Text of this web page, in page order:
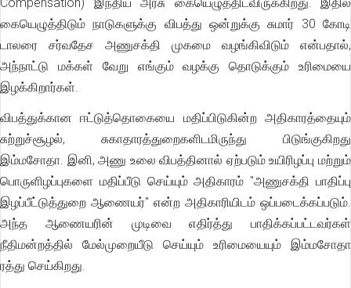
கையெழுத்திடும் நாடுகளுக்கு விபத்து ஒன்றுக்கு சுமார் 30 கோடி
டாலரை சர்வதேச அணுசக்தி முகமை வழங்கிவிடும் என்பதால்,
அந்நாட்டு மக்கள் வேறு எங்கும் வழக்கு தொடுக்கும் உரிமையை
இழக்கிறார்கள்.
விபத்துக்கான ஈட்டுத்தொகையை மதிப்பிடுகின்ற அதிகாரத்தையும்
சுற்றுச்சூழல், சுகாதாரத்துறைகளிடமிருந்து பிடுங்குகிறது
இம்மசோதா. இனி, அணு உலை விபத்தினால் ஏற்படும் உயிரிழப்பு மற்றும்
பொருளிழப்புகளை மதிப்பீடு செய்யும் அதிகாரம் "அணுசக்தி பாதிப்பு
இழப்பீட்டுத்துறை ஆணையர்" என்ற அதிகாரியிடம் ஒப்படைக்கப்படும்.
அந்த ஆணையரின் முடிவை எதிர்த்து பாதிக்கப்பட்டவர்கள்
நீதிமன்றத்தில் மேல்முறையீடு செய்யும் உரிமையையும் இம்மசோதா
ரத்து செய்கிறது.